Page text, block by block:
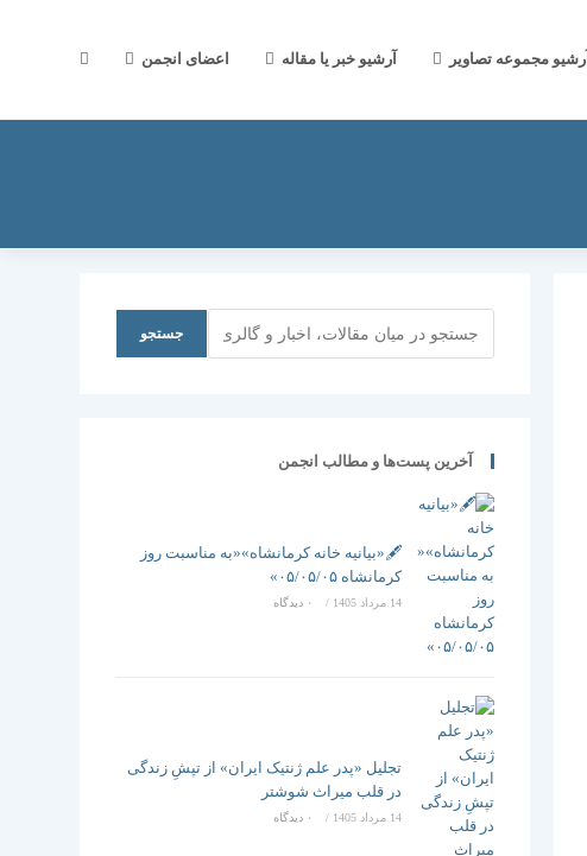
آرشیو مجموعه تصاویر آرشیو خبر یا مقاله اعضای انجمن جستجوی
جستجو
آخرین پست‌ها و مطالب انجمن
🖋️«بیانیه خانه کرمانشاه»«به مناسبت روز
کرمانشاه ۰۵/۰۵/۰۵»
14 مرداد 1405 / ۰ دیدگاه
تجلیل «پدر علم ژنتیک ایران» از تپشِ زندگی
در قلب میراث شوشتر
14 مرداد 1405 / ۰ دیدگاه